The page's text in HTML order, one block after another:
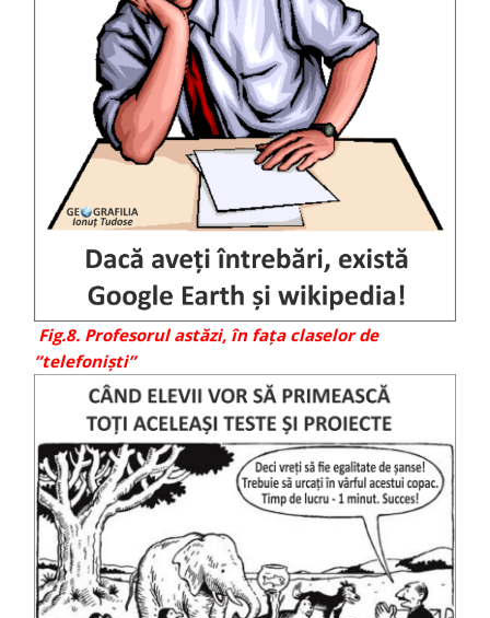
Fig.8. Profesorul astăzi, în fața claselor de
”telefoniști”